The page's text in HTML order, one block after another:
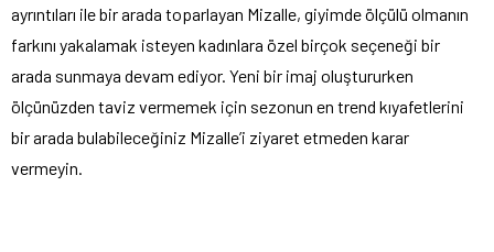
ayrıntıları ile bir arada toparlayan Mizalle, giyimde ölçülü olmanın
farkını yakalamak isteyen kadınlara özel birçok seçeneği bir
arada sunmaya devam ediyor. Yeni bir imaj oluştururken
ölçünüzden taviz vermemek için sezonun en trend kıyafetlerini
bir arada bulabileceğiniz Mizalle’i ziyaret etmeden karar
vermeyin.